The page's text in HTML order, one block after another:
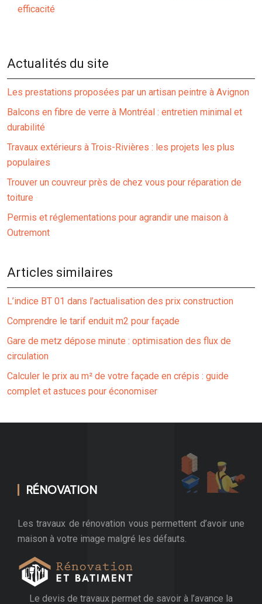
efficacité
Actualités du site
Les prestations proposées par un artisan peintre à Avignon
Balcons en fibre de verre à Montréal : entretien minimal et
durabilité
Travaux extérieurs à Trois-Rivières : les projets les plus
populaires
Trouver un couvreur près de chez vous pour réparation de
toiture
Permis et réglementations pour agrandir une maison à
Outremont
Articles similaires
L’indice BT 01 dans l’actualisation des prix construction
Comprendre le tarif enduit m2 pour façade
Gare de metz dépose minute : optimisation des flux de
circulation
Calculer le prix au m² de votre façade en crépis : guide
complet et astuces pour économiser
RÉNOVATION
Les travaux de rénovation vous permettent d’avoir une
maison à votre image malgré les défauts.
Le devis de travaux permet de savoir à l’avance la